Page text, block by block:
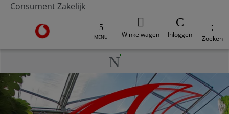
Consument Zakelijk
Ga naar de Vodafone homepage
MENU Winkelwagen Inloggen Zoeken